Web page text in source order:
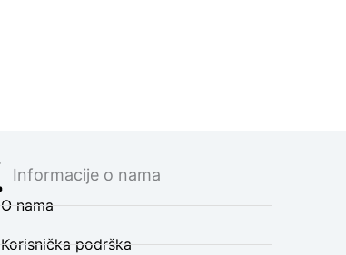
Informacije o nama
O nama
Korisnička podrška